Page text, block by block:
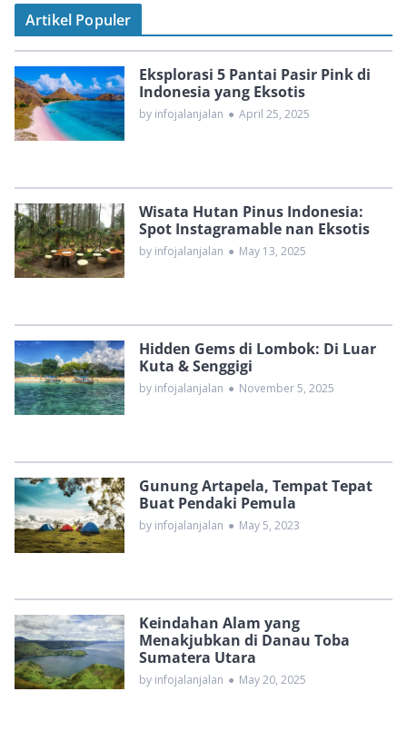
Artikel Populer
Eksplorasi 5 Pantai Pasir Pink di
Indonesia yang Eksotis
by infojalanjalan ● April 25, 2025
Wisata Hutan Pinus Indonesia:
Spot Instagramable nan Eksotis
by infojalanjalan ● May 13, 2025
Hidden Gems di Lombok: Di Luar
Kuta & Senggigi
by infojalanjalan ● November 5, 2025
Gunung Artapela, Tempat Tepat
Buat Pendaki Pemula
by infojalanjalan ● May 5, 2023
Keindahan Alam yang
Menakjubkan di Danau Toba
Sumatera Utara
by infojalanjalan ● May 20, 2025